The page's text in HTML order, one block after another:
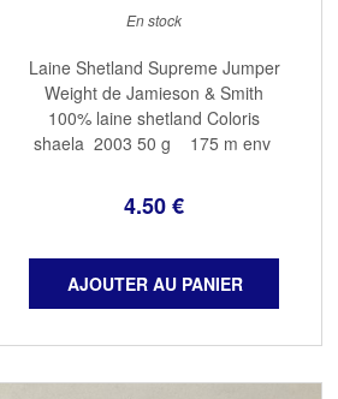
4.50€
En stock
Laine Shetland Supreme Jumper
Weight de Jamieson & Smith
100% laine shetland Coloris
shaela 2003 50 g 175 m env